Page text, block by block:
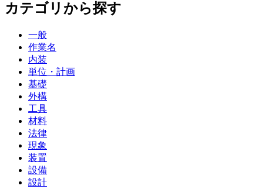
カテゴリから探す
一般
作業名
内装
単位・計画
基礎
外構
工具
材料
法律
現象
装置
設備
設計